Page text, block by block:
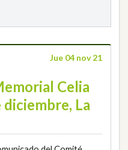
Jue 04 nov 21
Celia
La